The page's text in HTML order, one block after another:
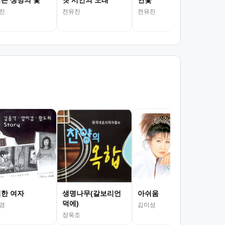
전유진 전유진
여자
생명나무(갈보리언
덕에)
장욱조
아쉬움
김미성